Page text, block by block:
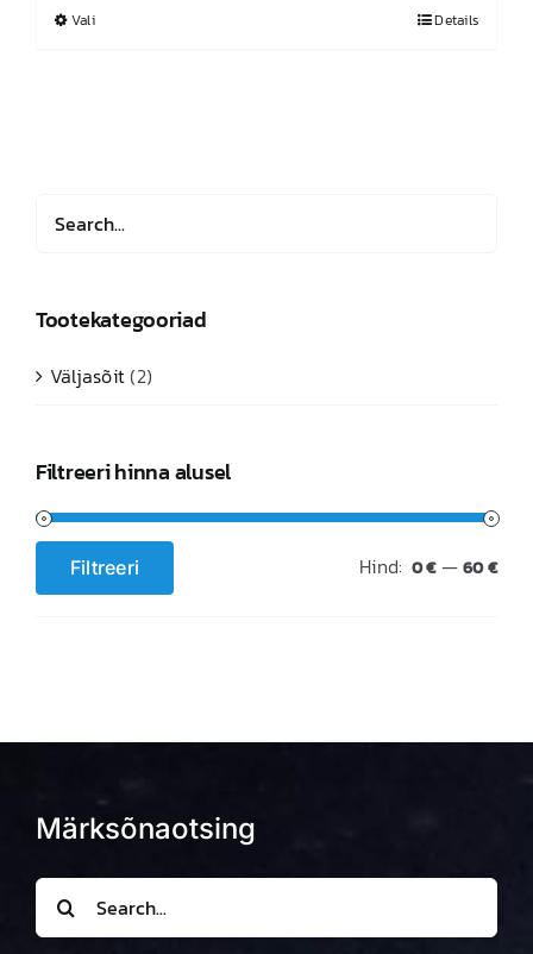
ValiSellel
saab
Details
Tootekategooriad
Väljasõit(2)
Filtreeri hinna alusel
Minimaalne
Maksimaalne
Filtreeri Hind: 0 €—60 €
Märksõnaotsing
Search
for: